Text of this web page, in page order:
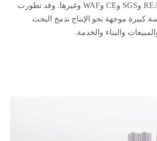
شهادات مثل REACH وSGS وCE وWAF وغيرها. وقد تطورت
كبيرة موجهة نحو الإنتاج تدمج البحث
والبناء والخدمة.